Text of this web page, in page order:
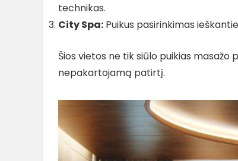
technikas.
City Spa: Puikus pasirinkimas
Šios vietos ne tik siūlo puikias
nepakartojamą patirtį.